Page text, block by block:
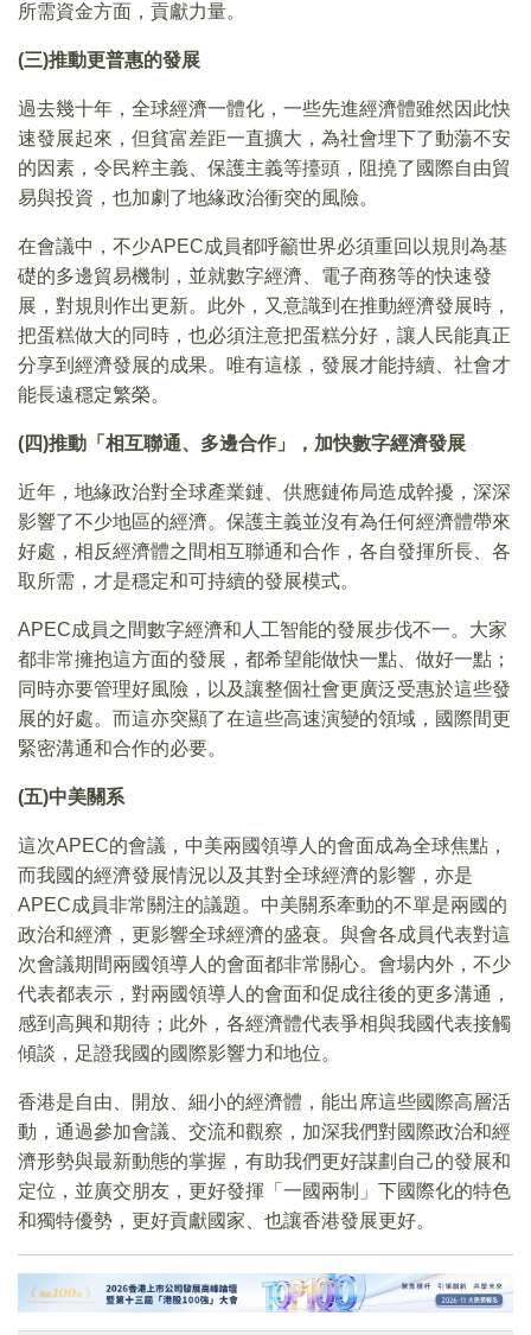
所需資金方面，貢獻力量。
(三)推動更普惠的發展
過去幾十年，全球經濟一體化，一些先進經濟體雖然因此快
速發展起來，但貧富差距一直擴大，為社會埋下了動蕩不安
的因素，令民粹主義、保護主義等擡頭，阻撓了國際自由貿
易與投資，也加劇了地緣政治衝突的風險。
在會議中，不少APEC成員都呼籲世界必須重回以規則為基
礎的多邊貿易機制，並就數字經濟、電子商務等的快速發
展，對規則作出更新。此外，又意識到在推動經濟發展時，
把蛋糕做大的同時，也必須注意把蛋糕分好，讓人民能真正
分享到經濟發展的成果。唯有這樣，發展才能持續、社會才
能長遠穩定繁榮。
(四)推動「相互聯通、多邊合作」，加快數字經濟發展
近年，地緣政治對全球產業鏈、供應鏈佈局造成幹擾，深深
影響了不少地區的經濟。保護主義並沒有為任何經濟體帶來
好處，相反經濟體之間相互聯通和合作，各自發揮所長、各
取所需，才是穩定和可持續的發展模式。
APEC成員之間數字經濟和人工智能的發展步伐不一。大家
都非常擁抱這方面的發展，都希望能做快一點、做好一點；
同時亦要管理好風險，以及讓整個社會更廣泛受惠於這些發
展的好處。而這亦突顯了在這些高速演變的領域，國際間更
緊密溝通和合作的必要。
(五)中美關系
這次APEC的會議，中美兩國領導人的會面成為全球焦點，
而我國的經濟發展情況以及其對全球經濟的影響，亦是
APEC成員非常關注的議題。中美關系牽動的不單是兩國的
政治和經濟，更影響全球經濟的盛衰。與會各成員代表對這
次會議期間兩國領導人的會面都非常關心。會場内外，不少
代表都表示，對兩國領導人的會面和促成往後的更多溝通，
感到高興和期待；此外，各經濟體代表爭相與我國代表接觸
傾談，足證我國的國際影響力和地位。
香港是自由、開放、細小的經濟體，能出席這些國際高層活
動，通過參加會議、交流和觀察，加深我們對國際政治和經
濟形勢與最新動態的掌握，有助我們更好謀劃自己的發展和
定位，並廣交朋友，更好發揮「一國兩制」下國際化的特色
和獨特優勢，更好貢獻國家、也讓香港發展更好。